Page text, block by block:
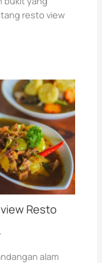
resto view
Resto
alam